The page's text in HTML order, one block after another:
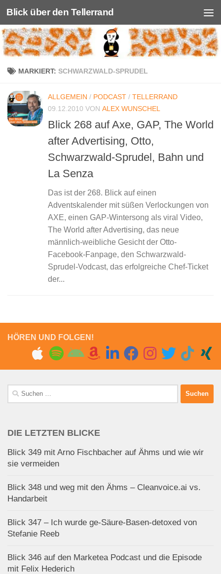
Unter dem Inhalt
Blick über den Tellerrand
MARKIERT: SCHWARZWALD-SPRUDEL
ALLGEMEIN / PODCAST / TELLERRAND
09.12.2010 VON ALEX WUNSCHEL
Blick 268 auf Axe, GAP, The World
after Advertising, Otto,
Schwarzwald-Sprudel, Bahn und
La Senza
Das ist der 268. Blick auf einen
Adventskalender mit süßen Verlockungen von
AXE, einen GAP-Wintersong als viral Video,
The World after Advertising, das neue
männlich-weibliche Gesicht der Otto-
Facebook-Fanpage, den Schwarzwald-
Sprudel-Vodcast, das erfolgreiche Chef-Ticket
der...
HÖREN UND FOLGEN!
Suchen
nach:
DIE LETZTEN BLICKE
Blick 349 mit Arno Fischbacher auf Ähms und wie wir
sie vermeiden
Blick 348 und weg mit den Ähms – Cleanvoice.ai vs.
Handarbeit
Blick 347 – Ich wurde ge-Säure-Basen-detoxed von
Stefanie Reeb
Blick 346 auf den Marketea Podcast und die Episode
mit Felix Hederich